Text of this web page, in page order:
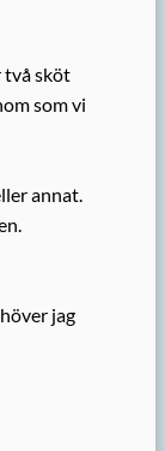
två sköt
som vi
annat.
jag